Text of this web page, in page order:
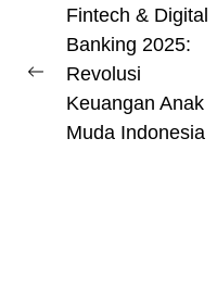
Post
navigation
Previous
post:
Fintech & Digital
Banking 2025:
Revolusi
Keuangan Anak
Muda Indonesia